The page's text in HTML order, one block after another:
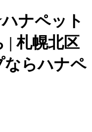
ナペット
| 札幌北区
ならハナペ